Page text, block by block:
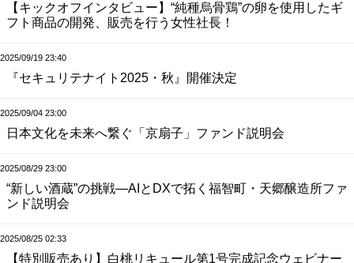
【キックオフインタビュー】“純種烏骨鶏”の卵を使用したギ
フト商品の開発、販売を行う女性社長！
2025/09/19 23:40
『セキュリテナイト2025・秋』開催決定
2025/09/04 23:00
日本文化を未来へ繋ぐ「京扇子」ファンド説明会
2025/08/29 23:00
“新しい酒蔵”の挑戦—AIとDXで拓く福智町・天郷醸造所ファ
ンド説明会
2025/08/25 02:33
【特別販売あり】白桃リキュール第1号完成記念ウェビナー